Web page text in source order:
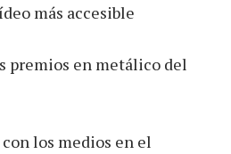
más accesible
los medios en el